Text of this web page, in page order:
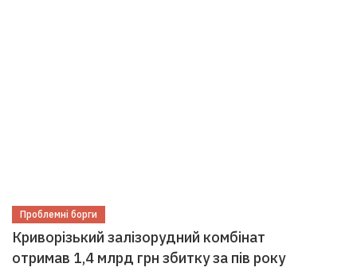
Проблемні борги
Криворізький залізорудний комбінат
отримав 1,4 млрд грн збитку за пів року